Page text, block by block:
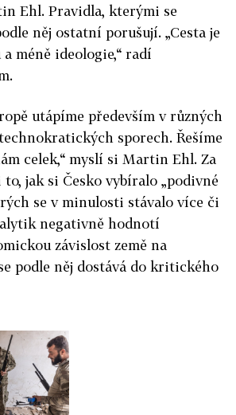
Ehl. Pravidla, kterými se
něj ostatní porušují. „Cesta je
méně ideologie,“ radí
utápíme především v různých
sporech. Řešíme
celek,“ myslí si Martin Ehl. Za
jak si Česko vybíralo „podivné
se v minulosti stávalo více či
negativně hodnotí
závislost země na
podle něj dostává do kritického